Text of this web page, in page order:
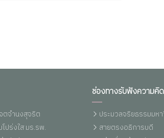
จำนงสุจริต
ปร่งใส มร.รพ.
ช่องทางรับฟังความคิ
ประมวลจริยธรรมมห
สายตรงอธิการบดี